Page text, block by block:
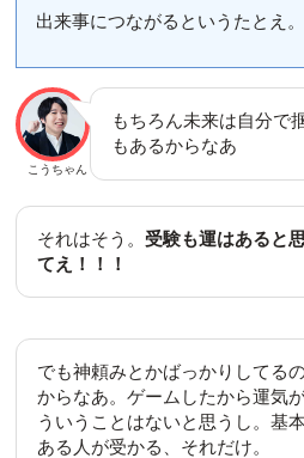
出来事につながるというたとえ。
こうちゃん
もちろん未来は自分で
もあるからなあ
それはそう。 受験も運はあると
てえ！！！
でも神頼みとかばっかりしてる
からなあ。ゲームしたから運気
ういうことはないと思うし。基
ある人が受かる、それだけ。